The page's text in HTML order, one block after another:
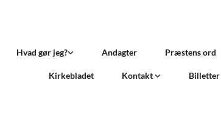
Hvad gør jeg? Andagter Præstens ord
Kirkebladet Kontakt Billetter